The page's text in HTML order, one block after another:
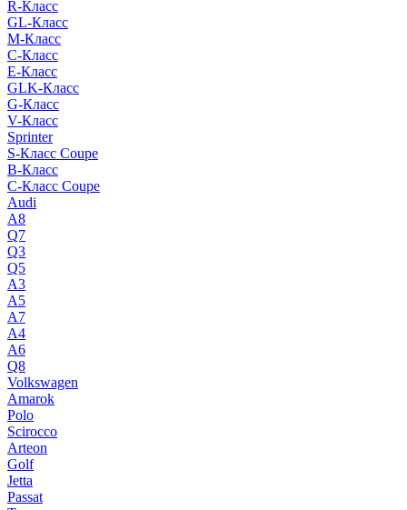
R-Класс
GL-Класс
M-Класс
C-Класс
E-Класс
GLK-Класс
G-Класс
V-Класс
Sprinter
S-Класс Сoupe
B-Класс
C-Класс Coupe
Audi
A8
Q7
Q3
Q5
A3
A5
A7
A4
A6
Q8
Volkswagen
Amarok
Polo
Scirocco
Arteon
Golf
Jetta
Passat